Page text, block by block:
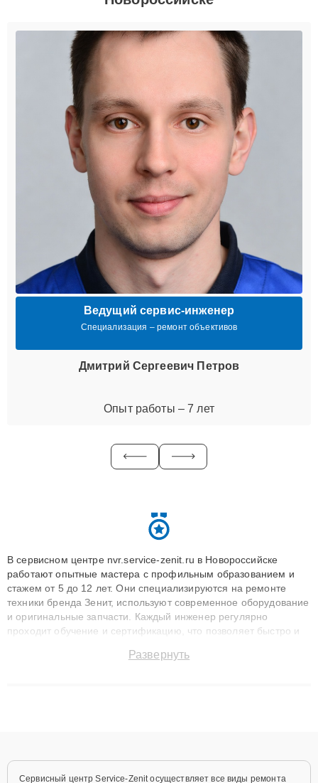
Ведущий сервис-инженер
Специализация – ремонт объективов
Дмитрий Сергеевич Петров
Опыт работы – 7 лет
В сервисном центре nvr.service-zenit.ru в Новороссийске
работают опытные мастера с профильным образованием и
стажем от 5 до 12 лет. Они специализируются на ремонте
техники бренда Зенит, используют современное оборудование
и оригинальные запчасти. Каждый инженер регулярно
проходит обучение и сертификацию, что позволяет быстро и
сохранением гарантии до 3 лет. Наши мастера решают
Развернуть
Сервисный центр Service-Zenit осуществляет все виды ремонта